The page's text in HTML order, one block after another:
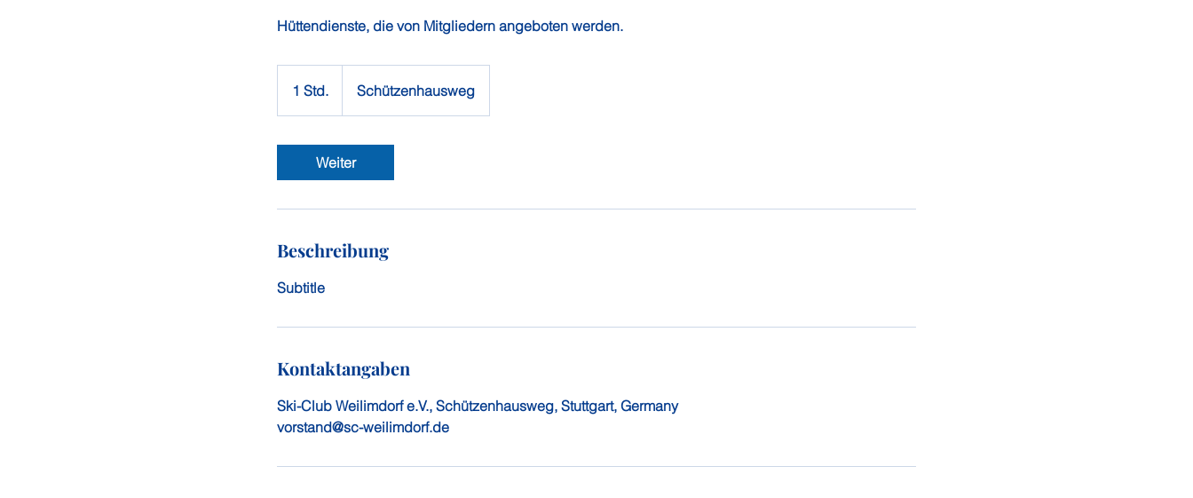
Hüttendienste, die von Mitgliedern angeboten werden.
1 Std.
S
d
Schützenhausweg
Weiter
Beschreibung
Subtitle
Kontaktangaben
Ski-Club Weilimdorf e.V., Schützenhausweg, Stuttgart, Germany
vorstand@sc-weilimdorf.de